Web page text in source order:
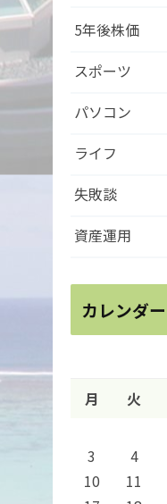
5年後株価
スポーツ
パソコン
ライフ
失敗談
資産運用
カレンダー
月
火
3
4
10
11